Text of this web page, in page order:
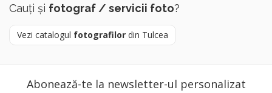
Cauți și fotograf / servicii foto?
Vezi catalogul fotografilor din Tulcea
Abonează-te la newsletter-ul personalizat